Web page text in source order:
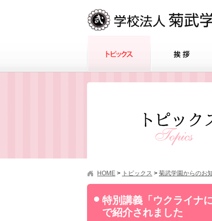
HOME > トピックス > 菊武学園からのお
特別講義「ウクライナ
で紹介されました